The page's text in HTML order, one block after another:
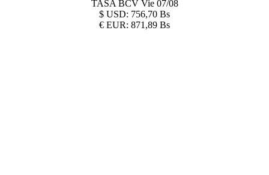
TASA BCV Vie 07/08
$ USD: 756,70 Bs
€ EUR: 871,89 Bs